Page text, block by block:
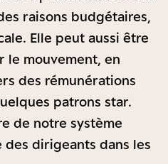
raisons budgétaires,
Elle peut aussi être
le mouvement, en
des rémunérations
patrons star.
de notre système
dirigeants dans les